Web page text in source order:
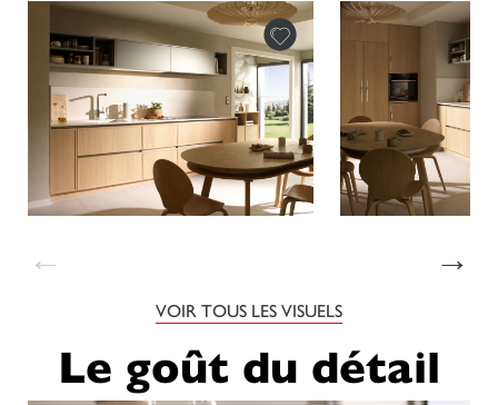
← →
VOIR TOUS LES VISUELS
Le goût du détail